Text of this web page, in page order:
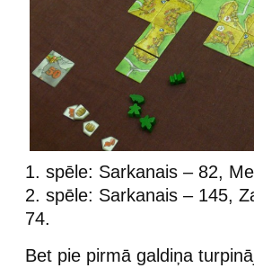
1. spēle: Sarkanais – 82,
2. spēle: Sarkanais – 145,
74.
Bet pie pirmā galdiņa